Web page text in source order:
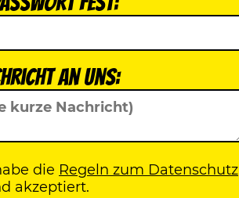
an uns:
die Regeln zum Datenschutz
akzeptiert.